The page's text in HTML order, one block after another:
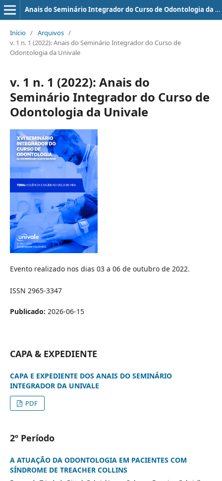
Anais do Seminário Integrador do Curso de Odontologia da UNIVALE
Início / Arquivos /
v. 1 n. 1 (2022): Anais do Seminário Integrador do Curso de
Odontologia da Univale
v. 1 n. 1 (2022): Anais do
Seminário Integrador do Curso de
Odontologia da Univale
Evento realizado nos dias 03 a 06 de outubro de 2022.
ISSN 2965-3347
Publicado: 2026-06-15
CAPA & EXPEDIENTE
CAPA E EXPEDIENTE DOS ANAIS DO SEMINÁRIO
INTEGRADOR DA UNIVALE
PDF
2º Período
A ATUAÇÃO DA ODONTOLOGIA EM PACIENTES COM
SÍNDROME DE TREACHER COLLINS